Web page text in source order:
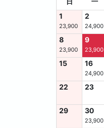
1
23,900
2
24,900
8
23,900
9
23,900
15 16
24,900
22 23
29 30
23,900